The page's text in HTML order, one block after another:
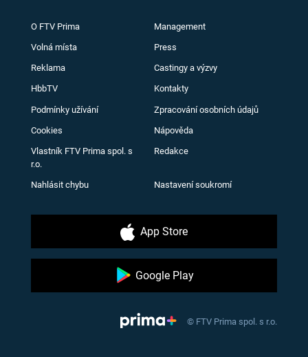
O FTV Prima Management
Volná místa Press
Reklama Castingy a výzvy
HbbTV Kontakty
Podmínky užívání Zpracování osobních údajů
Cookies Nápověda
Vlastník FTV Prima spol. s
r.o.
Redakce
Nahlásit chybu Nastavení soukromí
App Store
Google Play
© FTV Prima spol. s r.o.